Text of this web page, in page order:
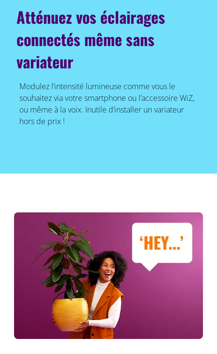
Atténuez vos éclairages
connectés même sans
variateur
Modulez l’intensité lumineuse comme vous le
souhaitez via votre smartphone ou l’accessoire WiZ,
ou même à la voix. Inutile d’installer un variateur
hors de prix !